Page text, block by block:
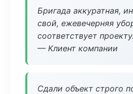
Бригада аккуратная,
свой, ежевечерняя
соответствует проекту.
— Клиент компании
Сдали объект строго